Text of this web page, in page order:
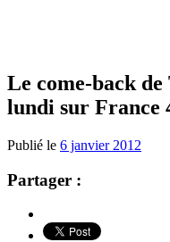
Le come-back
lundi sur France
Publié le 6 janvier 2012
Partager :